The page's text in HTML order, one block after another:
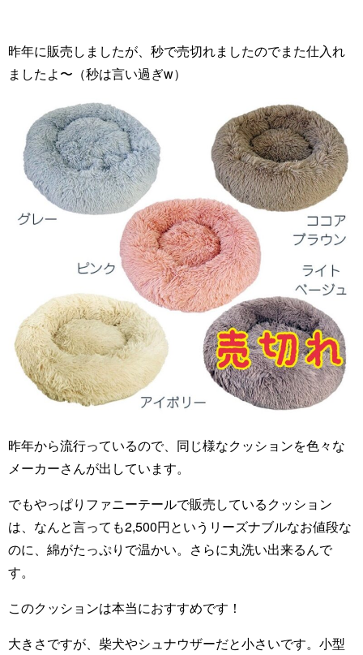
昨年に販売しましたが、秒で売切れましたのでまた仕入れ
ましたよ〜（秒は言い過ぎw）
昨年から流行っているので、同じ様なクッションを色々な
メーカーさんが出しています。
でもやっぱりファニーテールで販売しているクッション
は、なんと言っても2,500円というリーズナブルなお値段な
のに、綿がたっぷりで温かい。さらに丸洗い出来るんで
す。
このクッションは本当におすすめです！
大きさですが、柴犬やシュナウザーだと小さいです。小型